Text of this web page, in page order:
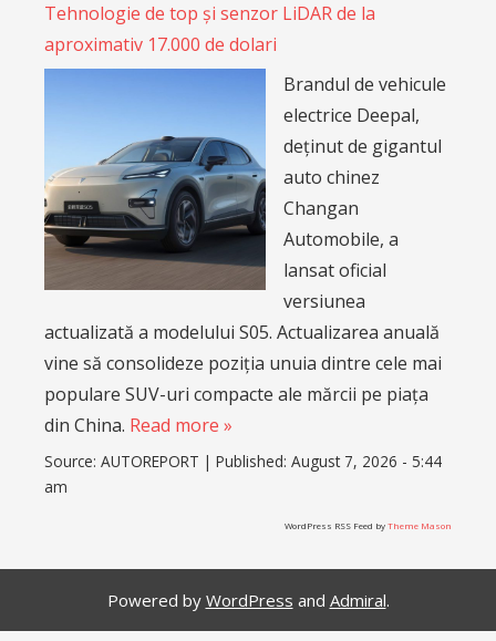
Tehnologie de top și senzor LiDAR de la
aproximativ 17.000 de dolari
Brandul de vehicule
electrice Deepal,
deținut de gigantul
auto chinez
Changan
Automobile, a
lansat oficial
versiunea
actualizată a modelului S05. Actualizarea anuală
vine să consolideze poziția unuia dintre cele mai
populare SUV-uri compacte ale mărcii pe piața
din China. Read more »
Source: AUTOREPORT | Published: August 7, 2026 - 5:44
am
WordPress RSS Feed byTheme Mason
Powered by WordPress and Admiral.